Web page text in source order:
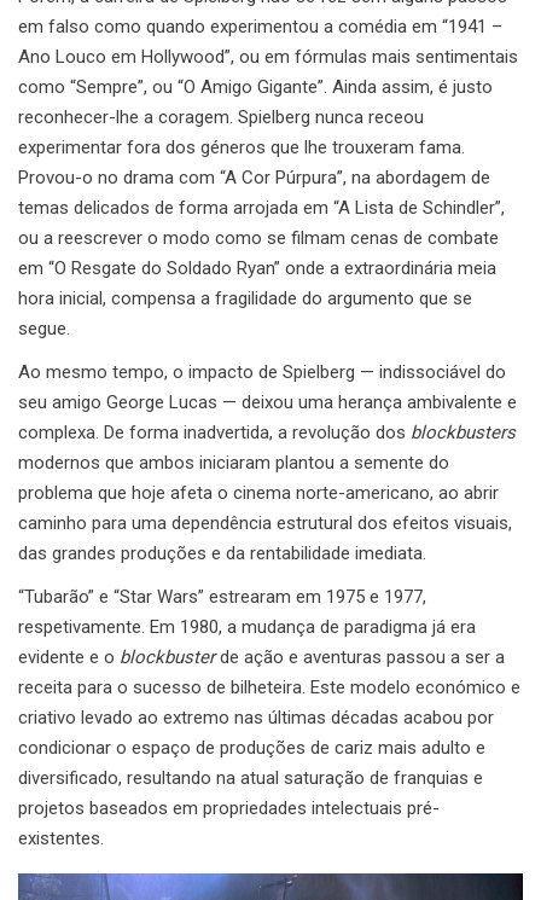
em falso como quando experimentou a comédia em “1941 –
Ano Louco em Hollywood”, ou em fórmulas mais sentimentais
como “Sempre”, ou “O Amigo Gigante”. Ainda assim, é justo
reconhecer-lhe a coragem. Spielberg nunca receou
experimentar fora dos géneros que lhe trouxeram fama.
Provou-o no drama com “A Cor Púrpura”, na abordagem de
temas delicados de forma arrojada em “A Lista de Schindler”,
ou a reescrever o modo como se filmam cenas de combate
em “O Resgate do Soldado Ryan” onde a extraordinária meia
hora inicial, compensa a fragilidade do argumento que se
segue.
Ao mesmo tempo, o impacto de Spielberg — indissociável do
seu amigo George Lucas — deixou uma herança ambivalente e
complexa. De forma inadvertida, a revolução dos blockbusters
modernos que ambos iniciaram plantou a semente do
problema que hoje afeta o cinema norte-americano, ao abrir
caminho para uma dependência estrutural dos efeitos visuais,
das grandes produções e da rentabilidade imediata.
“Tubarão” e “Star Wars” estrearam em 1975 e 1977,
respetivamente. Em 1980, a mudança de paradigma já era
evidente e o blockbusterde ação e aventuras passou a ser a
receita para o sucesso de bilheteira. Este modelo económico e
criativo levado ao extremo nas últimas décadas acabou por
condicionar o espaço de produções de cariz mais adulto e
diversificado, resultando na atual saturação de franquias e
projetos baseados em propriedades intelectuais pré-
existentes.